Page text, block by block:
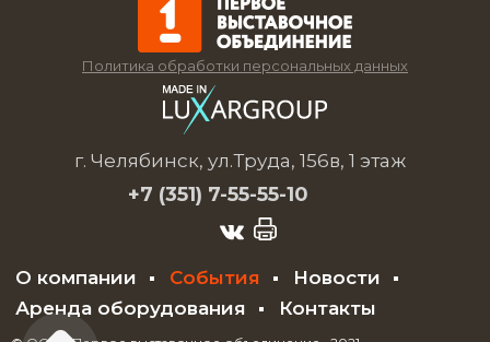
Политика обработки персональных данных
г. Челябинск, ул.Труда, 156в, 1 этаж
+7 (351) 7-55-55-10
О компании События
Новости
Аренда оборудования
Контакты